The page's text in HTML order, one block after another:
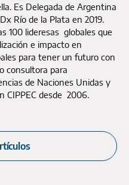
Es Delegada de Argentina
Río de la Plata en 2019.
100 lideresas globales que
e impacto en
para tener un futuro con
consultora para
de Naciones Unidas y
CIPPEC desde 2006.